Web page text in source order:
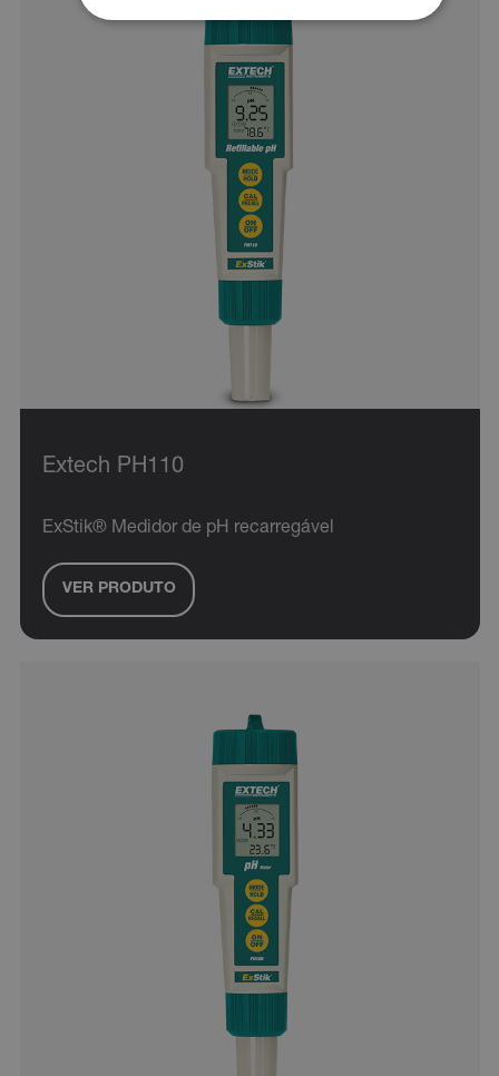
Extech PH110
ExStik® Medidor de pH recarregável
VER PRODUTO
ESTRITAMENTE NECESSÁRIOS
DESEMPENHO
DIRECIONAMENTO
FUNCIONALIDADE
Direcionamento
Funcionalidade
usuário e gestão da conta. O site não pode ser
Nome
cashrun_session_id
customizerChangeKey
x-ms-cpim-cache|[-
Privacidade do Google